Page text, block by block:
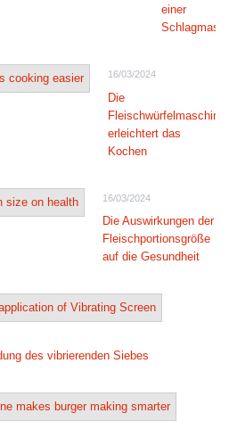
einer
16/03/2024
Die
Fleischwürfelmaschine
erleichtert das
Kochen
16/03/2024
Die Auswirkungen der
Fleischportionsgröße
auf die Gesundheit
des vibrierenden Siebes